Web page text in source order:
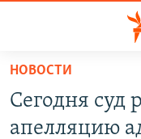
Вернуться
основному
содержанию
НОВОСТИ
НОВОСТИ
Сегодня суд
апелляцию